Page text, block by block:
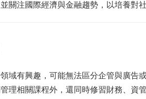
關注國際經濟與金融趨勢，以培養對
域有興趣，可能無法區分企管與廣告
理相關課程外，還同時修習財務、資